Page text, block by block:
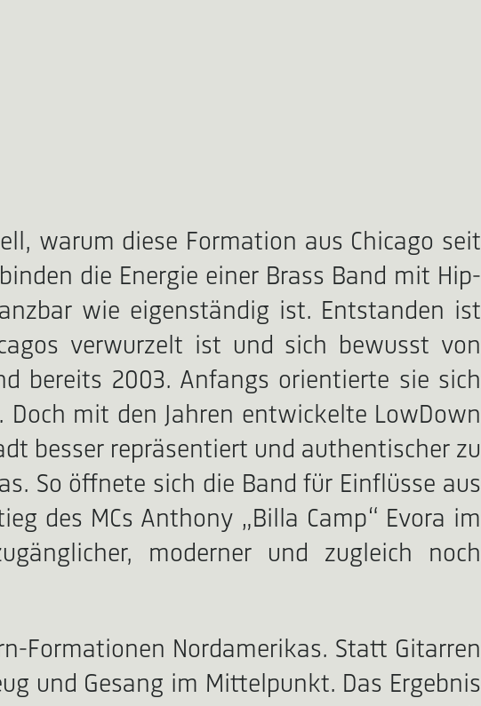
warum diese Formation aus Chicago seit
die Energie einer Brass Band mit Hip-
wie eigenständig ist. Entstanden ist
verwurzelt ist und sich bewusst von
bereits 2003. Anfangs orientierte sie sich
mit den Jahren entwickelte LowDown
besser repräsentiert und authentischer zu
So öffnete sich die Band für Einflüsse aus
des MCs Anthony „Billa Camp“ Evora im
moderner und zugleich noch
Formationen Nordamerikas. Statt Gitarren
und Gesang im Mittelpunkt. Das Ergebnis